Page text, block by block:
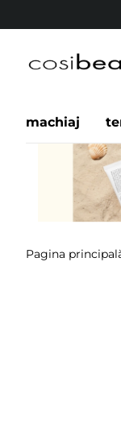
machiaj
Pagina